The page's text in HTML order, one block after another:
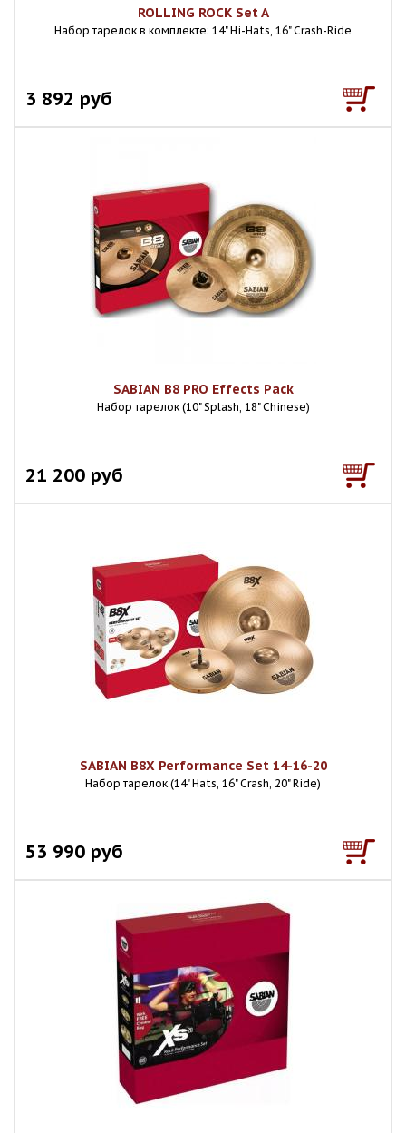
ROLLING ROCK Set A
Набор тарелок в комплекте: 14" Hi-Hats, 16" Crash-Ride
3 892 руб
SABIAN B8 PRO Effects Pack
Набор тарелок (10" Splash, 18" Chinese)
21 200 руб
SABIAN B8X Performance Set 14-16-20
Набор тарелок (14" Hats, 16" Crash, 20" Ride)
53 990 руб